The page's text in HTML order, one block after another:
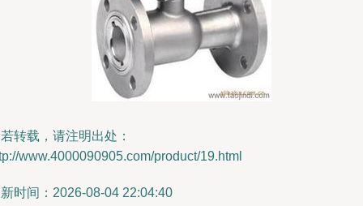
转载，请注明出处：
www.4000090905.com/product/19.html
时间：2026-08-04 22:04:40